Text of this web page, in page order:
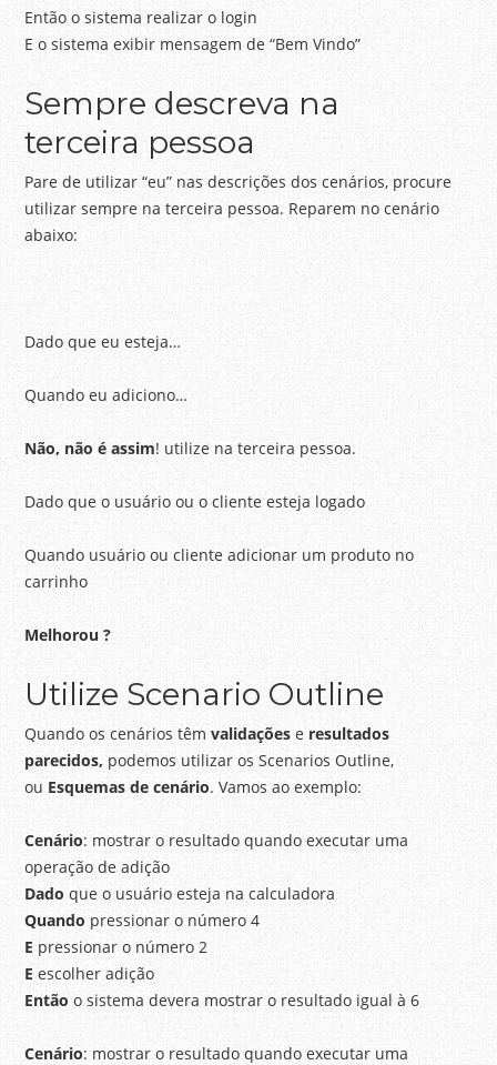
Então o sistema realizar o login
E o sistema exibir mensagem de “Bem Vindo”
Sempre descreva na
terceira pessoa
Pare de utilizar “eu” nas descrições dos cenários, procure
utilizar sempre na terceira pessoa. Reparem no cenário
abaixo:
Dado que eu esteja…
Quando eu adiciono…
Não, não é assim! utilize na terceira pessoa.
Dado que o usuário ou o cliente esteja logado
Quando usuário ou cliente adicionar um produto no
carrinho
Melhorou ?
Utilize Scenario Outline
Quando os cenários têmvalidaçõeseresultados
parecidos, podemos utilizar os Scenarios Outline,
ou Esquemas de cenário. Vamos ao exemplo:
Cenário: mostrar o resultado quando executar uma
operação de adição
Dadoque o usuário esteja na calculadora
Quando pressionar o número 4
E pressionar o número 2
Eescolher adição
Entãoo sistema devera mostrar o resultado igual à 6
Cenário: mostrar o resultado quando executar uma